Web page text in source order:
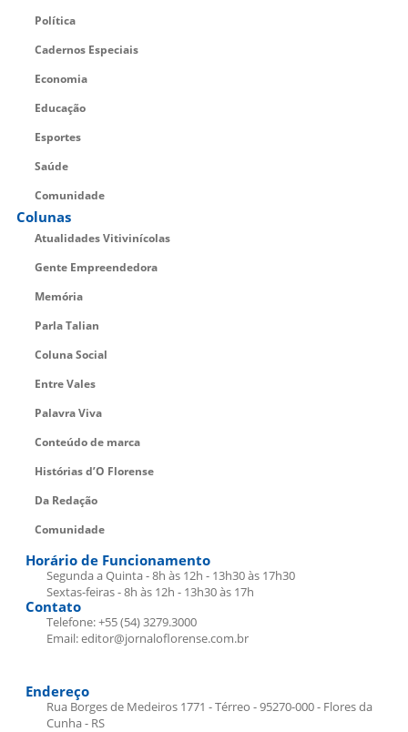
Política
Cadernos Especiais
Economia
Educação
Esportes
Saúde
Comunidade
Colunas
Atualidades Vitivinícolas
Gente Empreendedora
Memória
Parla Talian
Coluna Social
Entre Vales
Palavra Viva
Conteúdo de marca
Histórias d’O Florense
Da Redação
Comunidade
Horário de Funcionamento
Segunda a Quinta - 8h às 12h - 13h30 às 17h30
Sextas-feiras - 8h às 12h - 13h30 às 17h
Contato
Telefone: +55 (54) 3279.3000
Email: editor@jornaloflorense.com.br
Endereço
Rua Borges de Medeiros 1771 - Térreo - 95270-000 - Flores da
Cunha - RS